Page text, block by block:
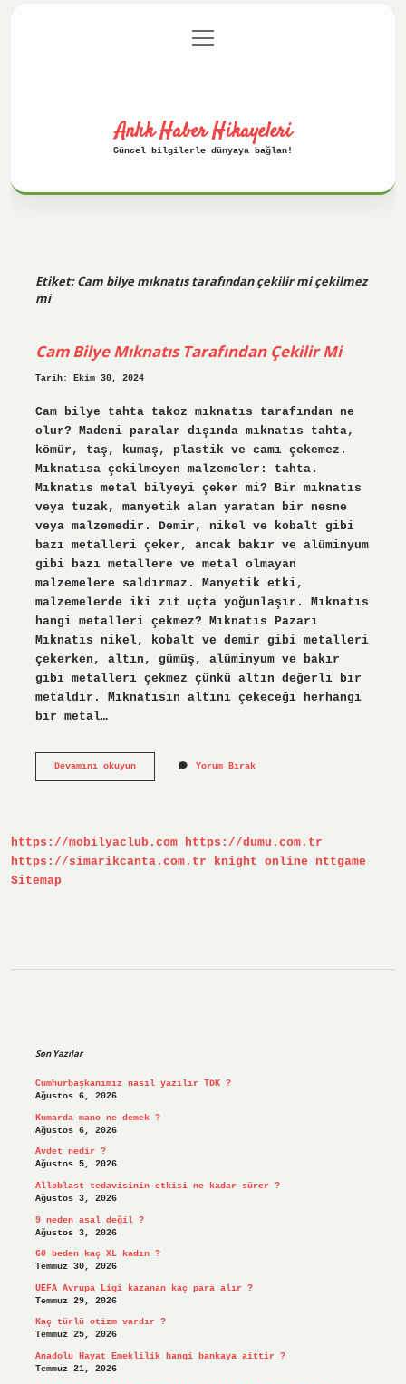
Gizlilik Politikası
menüyü
aç
Anlık Haber Hikayeleri
Güncel bilgilerle dünyaya bağlan!
Etiket:Cam bilye mıknatıs tarafından çekilir mi çekilmez
mi
Cam Bilye Mıknatıs Tarafından Çekilir Mi
Tarih: Ekim 30, 2024
Cam bilye tahta takoz mıknatıs tarafından ne
olur? Madeni paralar dışında mıknatıs tahta,
kömür, taş, kumaş, plastik ve camı çekemez.
Mıknatısa çekilmeyen malzemeler: tahta.
Mıknatıs metal bilyeyi çeker mi? Bir mıknatıs
veya tuzak, manyetik alan yaratan bir nesne
veya malzemedir. Demir, nikel ve kobalt gibi
bazı metalleri çeker, ancak bakır ve alüminyum
gibi bazı metallere ve metal olmayan
malzemelere saldırmaz. Manyetik etki,
malzemelerde iki zıt uçta yoğunlaşır. Mıknatıs
hangi metalleri çekmez? Mıknatıs Pazarı
Mıknatıs nikel, kobalt ve demir gibi metalleri
çekerken, altın, gümüş, alüminyum ve bakır
gibi metalleri çekmez çünkü altın değerli bir
metaldir. Mıknatısın altını çekeceği herhangi
bir metal…
Devamını okuyunCam
Yorum Bırak
https://mobilyaclub.com https://dumu.com.tr
https://simarikcanta.com.tr
knight online
nttgame
Sitemap
Son Yazılar
Cumhurbaşkanımız nasıl yazılır TDK ?
Ağustos 6, 2026
Kumarda mano ne demek ?
Ağustos 6, 2026
Avdet nedir ?
Ağustos 5, 2026
Alloblast tedavisinin etkisi ne kadar sürer ?
Ağustos 3, 2026
9 neden asal değil ?
Ağustos 3, 2026
60 beden kaç XL kadın ?
Temmuz 30, 2026
UEFA Avrupa Ligi kazanan kaç para alır ?
Temmuz 29, 2026
Kaç türlü otizm vardır ?
Temmuz 25, 2026
Anadolu Hayat Emeklilik hangi bankaya aittir ?
Temmuz 21, 2026